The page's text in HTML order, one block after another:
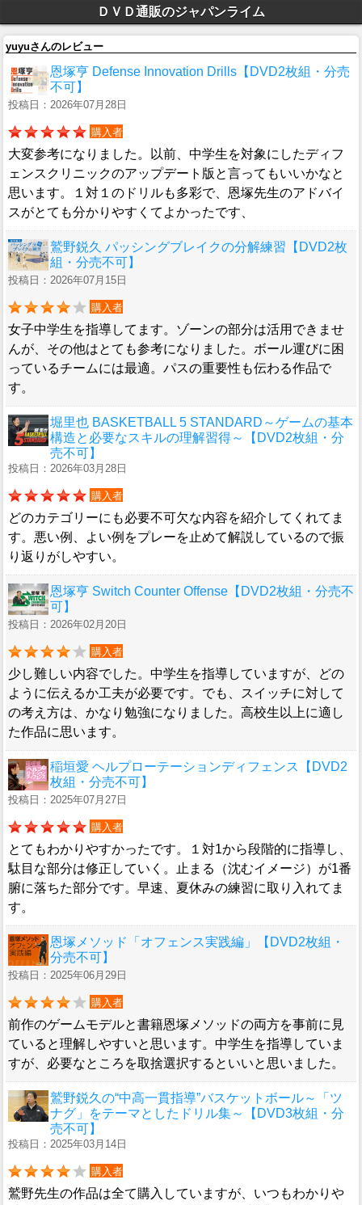
ＤＶＤ通販のジャパンライム
yuyuさんのレビュー
恩塚亨 Defense Innovation Drills【DVD2枚組・分売
不可】
投稿日：2026年07月28日
購入者
大変参考になりました。以前、中学生を対象にしたディフ
ェンスクリニックのアップデート版と言ってもいいかなと
思います。１対１のドリルも多彩で、恩塚先生のアドバイ
スがとても分かりやすくてよかったです、
鷲野鋭久 パッシングブレイクの分解練習【DVD2枚
組・分売不可】
投稿日：2026年07月15日
購入者
女子中学生を指導してます。ゾーンの部分は活用できませ
んが、その他はとても参考になりました。ボール運びに困
っているチームには最適。パスの重要性も伝わる作品で
す。
堀里也 BASKETBALL 5 STANDARD～ゲームの基本
構造と必要なスキルの理解習得～【DVD2枚組・分
売不可】
投稿日：2026年03月28日
購入者
どのカテゴリーにも必要不可欠な内容を紹介してくれてま
す。悪い例、よい例をプレーを止めて解説しているので振
り返りがしやすい。
恩塚亨 Switch Counter Offense【DVD2枚組・分売不
可】
投稿日：2026年02月20日
購入者
少し難しい内容でした。中学生を指導していますが、どの
ように伝えるか工夫が必要です。でも、スイッチに対して
の考え方は、かなり勉強になりました。高校生以上に適し
た作品に思います。
稲垣愛 ヘルプローテーションディフェンス【DVD2
枚組・分売不可】
投稿日：2025年07月27日
購入者
とてもわかりやすかったです。１対1から段階的に指導し、
駄目な部分は修正していく。止まる（沈むイメージ）が1番
腑に落ちた部分です。早速、夏休みの練習に取り入れてま
す。
恩塚メソッド「オフェンス実践編」【DVD2枚組・
分売不可】
投稿日：2025年06月29日
購入者
前作のゲームモデルと書籍恩塚メソッドの両方を事前に見
ていると理解しやすいと思います。中学生を指導していま
すが、必要なところを取捨選択するといいと思いました。
鷲野鋭久の“中高一貫指導”バスケットボール～「ツ
ナグ」をテーマとしたドリル集～【DVD3枚組・分
売不可】
投稿日：2025年03月14日
購入者
鷲野先生の作品は全て購入していますが、いつもわかりや